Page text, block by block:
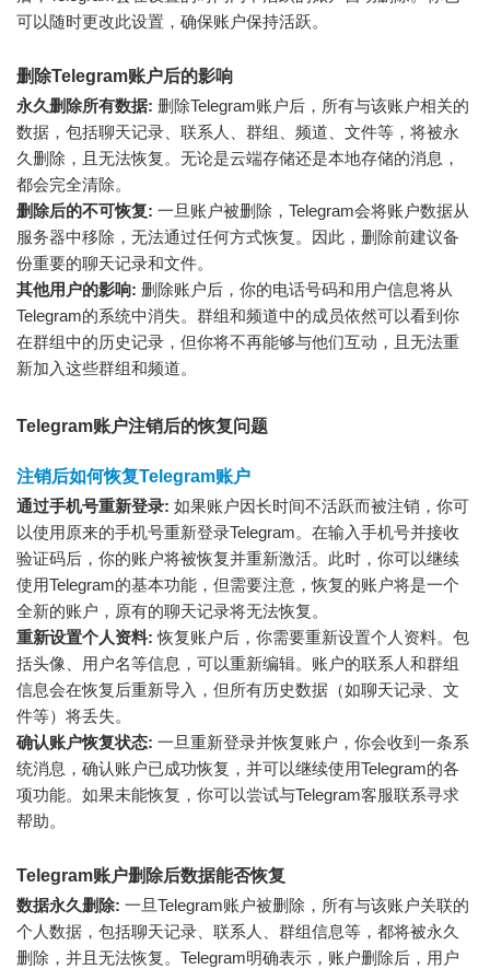
可以随时更改此设置，确保账户保持活跃。
删除Telegram账户后的影响
永久删除所有数据: 删除Telegram账户后，所有与该账户相关的
数据，包括聊天记录、联系人、群组、频道、文件等，将被永
久删除，且无法恢复。无论是云端存储还是本地存储的消息，
都会完全清除。
删除后的不可恢复: 一旦账户被删除，Telegram会将账户数据从
服务器中移除，无法通过任何方式恢复。因此，删除前建议备
份重要的聊天记录和文件。
其他用户的影响: 删除账户后，你的电话号码和用户信息将从
Telegram的系统中消失。群组和频道中的成员依然可以看到你
在群组中的历史记录，但你将不再能够与他们互动，且无法重
新加入这些群组和频道。
Telegram账户注销后的恢复问题
注销后如何恢复Telegram账户
通过手机号重新登录: 如果账户因长时间不活跃而被注销，你可
以使用原来的手机号重新登录Telegram。在输入手机号并接收
验证码后，你的账户将被恢复并重新激活。此时，你可以继续
使用Telegram的基本功能，但需要注意，恢复的账户将是一个
全新的账户，原有的聊天记录将无法恢复。
重新设置个人资料: 恢复账户后，你需要重新设置个人资料。包
括头像、用户名等信息，可以重新编辑。账户的联系人和群组
信息会在恢复后重新导入，但所有历史数据（如聊天记录、文
件等）将丢失。
确认账户恢复状态: 一旦重新登录并恢复账户，你会收到一条系
统消息，确认账户已成功恢复，并可以继续使用Telegram的各
项功能。如果未能恢复，你可以尝试与Telegram客服联系寻求
帮助。
Telegram账户删除后数据能否恢复
数据永久删除: 一旦Telegram账户被删除，所有与该账户关联的
个人数据，包括聊天记录、联系人、群组信息等，都将被永久
删除，并且无法恢复。Telegram明确表示，账户删除后，用户